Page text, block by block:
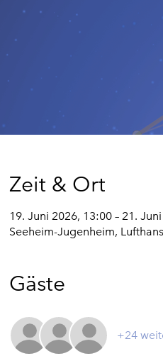
Zeit & Ort
19. Juni 2026, 13:00 – 21.
Seeheim-Jugenheim,
Gäste
+24